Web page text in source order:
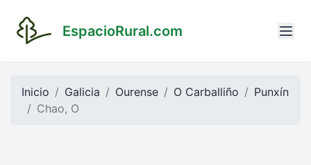
EspacioRural.com
Inicio Galicia Ourense O Carballiño
Punxín
Chao, O